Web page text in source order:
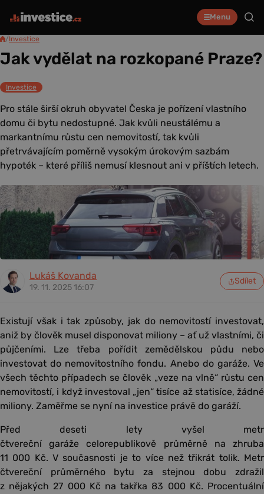
Menu
/Investice
Jak vydělat na rozkopané Praze?
Investice
Pro stále širší okruh obyvatel Česka je pořízení vlastního
domu či bytu nedostupné. Jak kvůli neustálému a
markantnímu růstu cen nemovitostí, tak kvůli
přetrvávajícím poměrně vysokým úrokovým sazbám
hypoték – které příliš nemusí klesnout ani v příštích letech.
Lukáš Kovanda
19. 11. 2025 16:07
Sdílet
Existují však i tak způsoby, jak do nemovitostí investovat,
aniž by člověk musel disponovat miliony – ať už vlastními, či
půjčeními. Lze třeba pořídit zemědělskou půdu nebo
investovat do nemovitostního fondu. Anebo do garáže. Ve
všech těchto případech se člověk „veze na vlně“ růstu cen
nemovitostí, i když investoval „jen“ tisíce až statisíce, žádné
miliony. Zaměřme se nyní na investice právě do garáží.
Před deseti lety vyšel metr
čtvereční garáže celorepublikově průměrně na zhruba
11 000 Kč. V současnosti je to více než třikrát tolik. Metr
čtvereční průměrného bytu za stejnou dobu zdražil
z nějakých 27 000 Kč na takřka 83 000 Kč. Procentuální